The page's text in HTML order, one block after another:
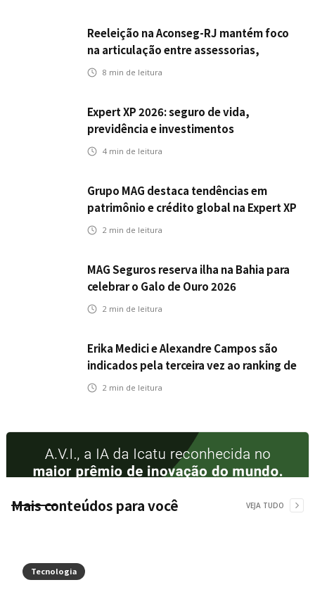
Reeleição na Aconseg-RJ mantém foco
na articulação entre assessorias,
corretores e seguradoras
8 min de leitura
Expert XP 2026: seguro de vida,
previdência e investimentos
estabelecem uma nova agenda para a
4 min de leitura
Grupo MAG destaca tendências em
patrimônio e crédito global na Expert XP
20262 min de leitura
MAG Seguros reserva ilha na Bahia para
celebrar o Galo de Ouro 2026
2 min de leitura
Erika Medici e Alexandre Campos são
indicados pela terceira vez ao ranking de
CEOs e RHs Mais Admirados
2 min de leitura
Mais conteúdos para você VEJA TUDO
Tecnologia